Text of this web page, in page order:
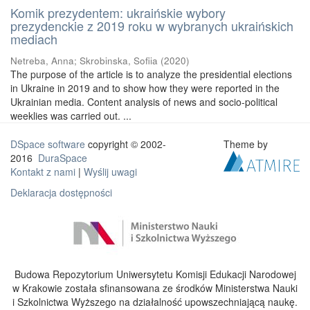
Komik prezydentem: ukraińskie wybory
prezydenckie z 2019 roku w wybranych ukraińskich
mediach
Netreba, Anna; Skrobinska, Sofiia (2020)
The purpose of the article is to analyze the presidential elections
in Ukraine in 2019 and to show how they were reported in the
Ukrainian media. Content analysis of news and socio-political
weeklies was carried out. ...
DSpace software copyright © 2002-
2016 DuraSpace
Kontakt z nami | Wyślij uwagi
Deklaracja dostępności
Theme by
Budowa Repozytorium Uniwersytetu Komisji Edukacji Narodowej
w Krakowie została sfinansowana ze środków Ministerstwa Nauki
i Szkolnictwa Wyższego na działalność upowszechniającą naukę.